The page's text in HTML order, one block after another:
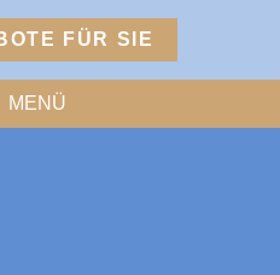
FÜR SIE
MENÜ